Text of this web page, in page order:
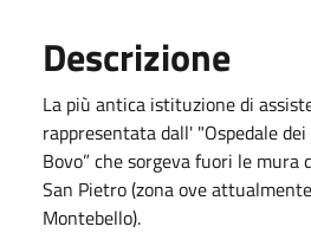
Descrizione
La più antica istituzione di
rappresentata dall' "Ospedale
Bovo” che sorgeva fuori le mura
San Pietro (zona ove
Montebello).